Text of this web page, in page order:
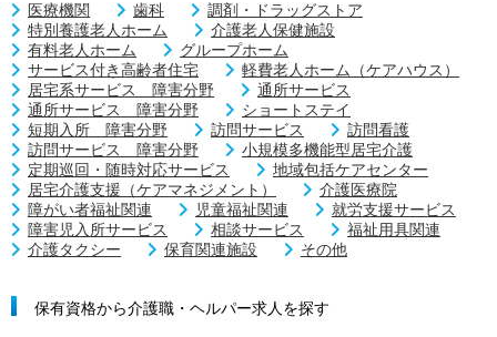
医療機関 歯科
調剤・ドラッグストア
特別養護老人ホーム
介護老人保健施設
有料老人ホーム
グループホーム
サービス付き高齢者住宅
軽費老人ホーム（ケアハウス）
居宅系サービス 障害分野
通所サービス
通所サービス 障害分野
ショートステイ
短期入所 障害分野
訪問サービス
訪問看護
訪問サービス 障害分野
小規模多機能型居宅介護
定期巡回・随時対応サービス
地域包括ケアセンター
居宅介護支援（ケアマネジメント）
介護医療院
障がい者福祉関連
児童福祉関連
就労支援サービス
障害児入所サービス
相談サービス
福祉用具関連
介護タクシー
保育関連施設 その他
保有資格から介護職・ヘルパー求人を探す